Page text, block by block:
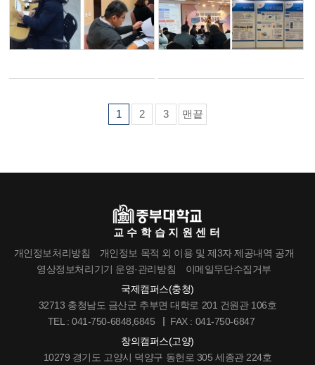
1 2 3 맨끝
교수학습지원센터
개인정보처리방침
개인정보 목적 외 이용 및 제3자 제공내역 공개
영상정보처리기기 운영·관리방침
이메일무단수집거부
국제캠퍼스(충청)
32713 충청남도 금산군 추부면 대학로 201 건원관 106호
TEL : 041-750-6848,6845
FAX : 041-750-6847
창의캠퍼스(고양)
10279 경기도 고양시 덕양구 동헌로 305 세종관 224호